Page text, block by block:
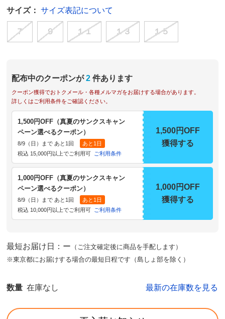
サイズ： サイズ表記について
７ ９ １１ １３ １５
配布中のクーポンが 2 件あります
クーポン獲得でおトクメール・各種メルマガをお届けする場合があります。
詳しくはご利用条件をご確認ください。
1,500円OFF（真夏のサンクスキャン
ペーン選べるクーポン）
8/9（日）まで あと1回
あと1日
税込 15,000円以上でご利用可
ご利用条件
1,500円OFF
獲得する
1,000円OFF（真夏のサンクスキャン
ペーン選べるクーポン）
8/9（日）まで あと1回
あと1日
税込 10,000円以上でご利用可
ご利用条件
1,000円OFF
獲得する
最短お届け日：ー （ご注文確定後に商品を手配します）
※東京都にお届けする場合の最短日程です（島しょ部を除く）
数量 在庫なし 最新の在庫数を見る